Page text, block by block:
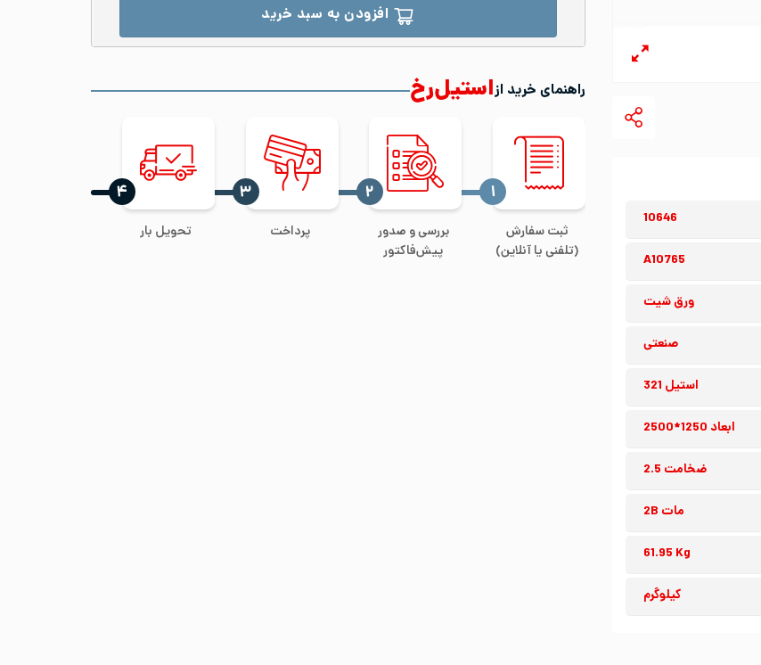
10646
A10765
ورق شیت
صنعتی
استیل 321
ابعاد 1250*2500
ضخامت 2.5
مات 2B
61.95 Kg
کیلوگرم
افزودن به سبد خرید
راهنمای خرید ازاستیل‌رخ
ثبت سفارش
(تلفنی یا آنلاین)
‍۱
بررسی و صدور
پیش‌فاکتور
‍۲
پرداخت
‍۳
تحویل بار
‍۴